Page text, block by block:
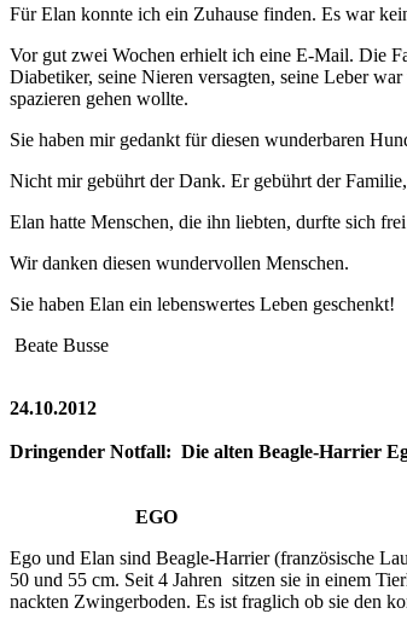
Für Elan konnte ich ein Zuhause finden. Es war
Vor gut zwei Wochen erhielt ich eine E-Mail. Die
Diabetiker, seine Nieren versagten, seine Leber
spazieren gehen wollte.
Sie haben mir gedankt für diesen wunderbaren
Nicht mir gebührt der Dank. Er gebührt der
Elan hatte Menschen, die ihn liebten, durfte sich
Wir danken diesen wundervollen Menschen.
Sie haben Elan ein lebenswertes Leben geschenkt!
Beate Busse
24.10.2012
Dringender Notfall: Die alten Beagle-Harrier
EGO
Ego und Elan sind Beagle-Harrier (französische
50 und 55 cm. Seit 4 Jahren sitzen sie in einem
nackten Zwingerboden. Es ist fraglich ob sie den